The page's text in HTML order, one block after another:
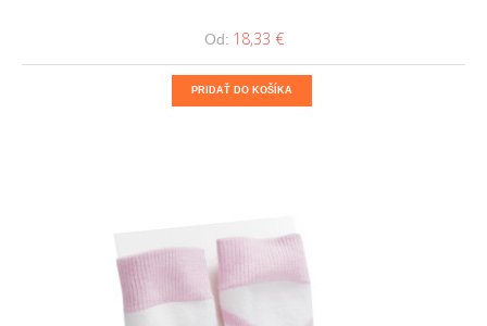
Od: 18,33 €
PRIDAŤ DO KOŠÍKA